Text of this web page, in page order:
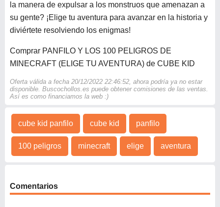
la manera de expulsar a los monstruos que amenazan a
su gente? ¡Elige tu aventura para avanzar en la historia y
diviértete resolviendo los enigmas!
Comprar PANFILO Y LOS 100 PELIGROS DE
MINECRAFT (ELIGE TU AVENTURA) de CUBE KID
Oferta válida a fecha 20/12/2022 22:46:52, ahora podría ya no estar
disponible. Buscochollos.es puede obtener comisiones de las ventas.
Así es como financiamos la web :)
cube kid panfilo cube kid panfilo
100 peligros minecraft elige aventura
Comentarios